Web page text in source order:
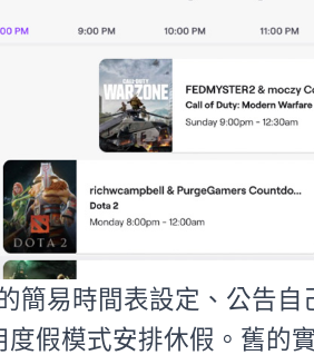
簡易時間表設定、公告
假模式安排休假。舊的